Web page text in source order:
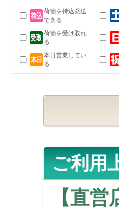
荷物を持込発送
できる
荷物を受け取れ
る
本日営業してい
る
ご利用
【直